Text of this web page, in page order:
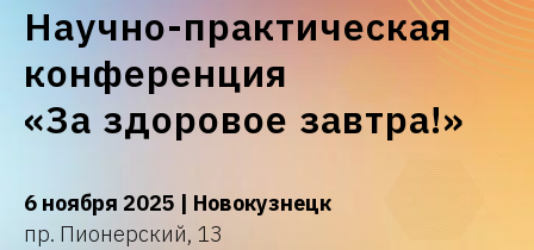
Научно-практическая
конференция
«За здоровое завтра!»
6 ноября 2025 | Новокузнецк
пр. Пионерский, 13